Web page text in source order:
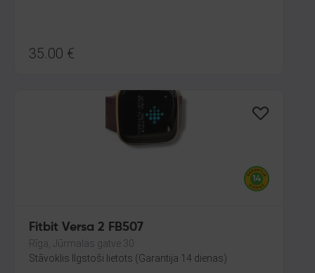
35.00 €
Fitbit Versa 2 FB507
Rīga, Jūrmalas gatve 30
Stāvoklis Ilgstoši lietots (Garantija 14 dienas)